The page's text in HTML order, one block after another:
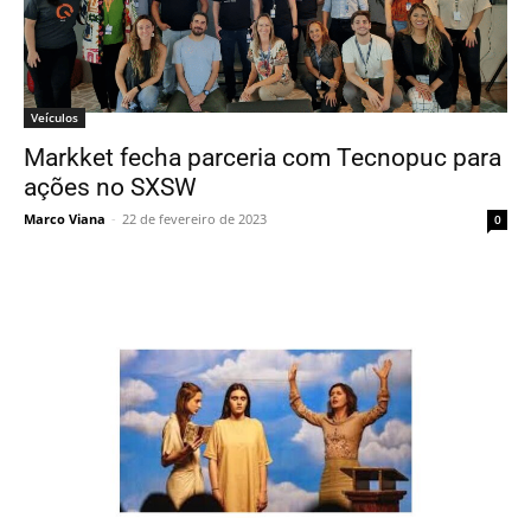
Veículos
Markket fecha parceria com Tecnopuc para
ações no SXSW
Marco Viana - 22 de fevereiro de 2023 0